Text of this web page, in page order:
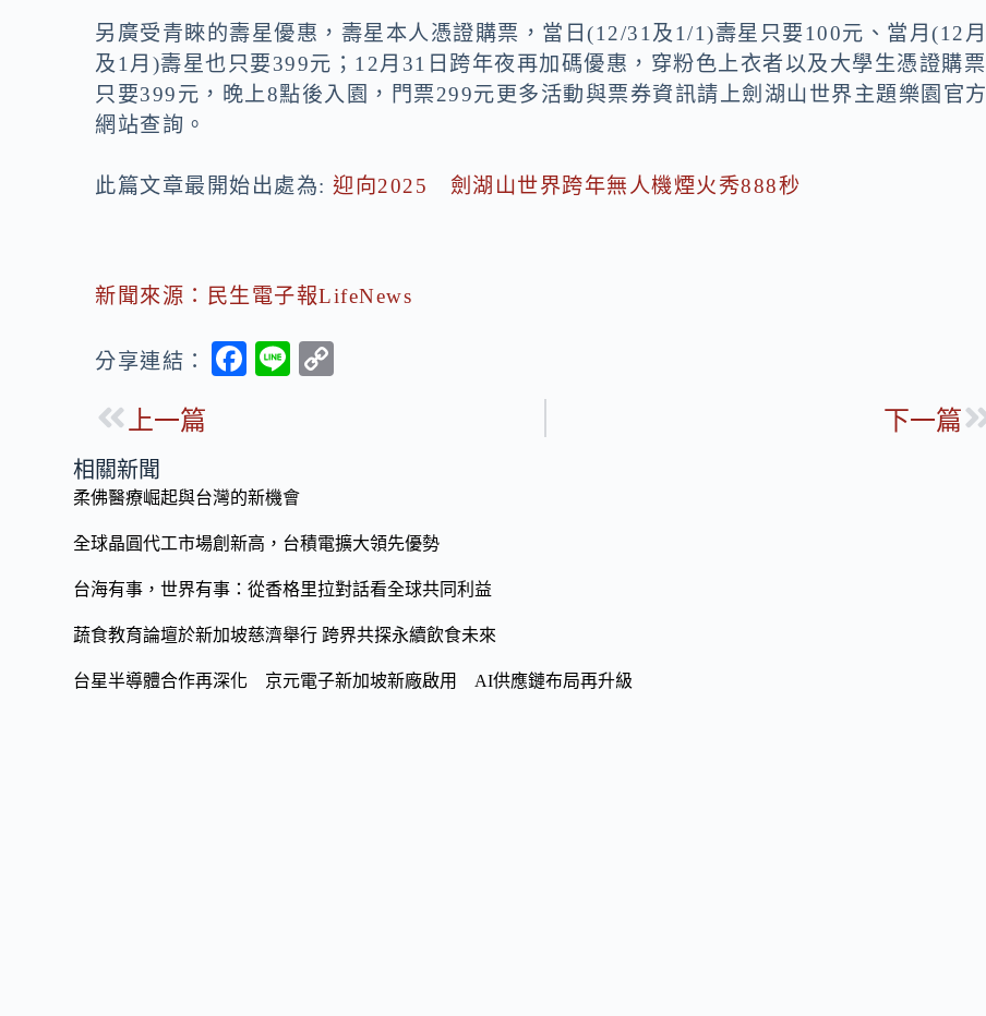
另廣受青睞的壽星優惠，壽星本人憑證購票，當日(12/31及1/1)壽星只要100元、當月(12月
及1月)壽星也只要399元；12月31日跨年夜再加碼優惠，穿粉色上衣者以及大學生憑證購票
只要399元，晚上8點後入園，門票299元更多活動與票券資訊請上劍湖山世界主題樂園官方
網站查詢。
此篇文章最開始出處為:迎向2025 劍湖山世界跨年無人機煙火秀888秒
新聞來源：民生電子報LifeNews
分享連結：
F
o
o
Li
n
上一篇 下一篇
相關新聞
柔佛醫療崛起與台灣的新機會
全球晶圓代工市場創新高，台積電擴大領先優勢
台海有事，世界有事：從香格里拉對話看全球共同利益
蔬食教育論壇於新加坡慈濟舉行 跨界共探永續飲食未來
台星半導體合作再深化 京元電子新加坡新廠啟用 AI供應鏈布局再升級